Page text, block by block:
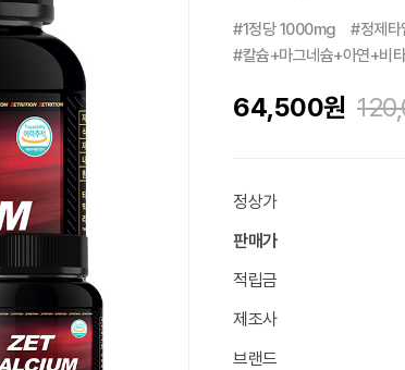
#1정당 1000mg　#정제타
#칼슘+마그네슘+아연+비
64,500원
정상가
판매가
적립금
제조사
브랜드